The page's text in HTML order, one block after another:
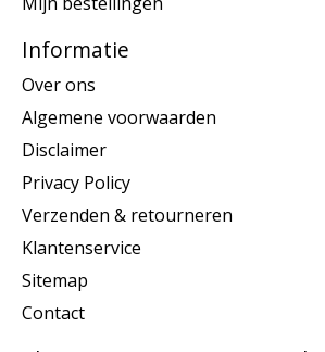
Informatie
Over ons
Algemene voorwaarden
Disclaimer
Privacy Policy
Verzenden & retourneren
Klantenservice
Sitemap
Contact